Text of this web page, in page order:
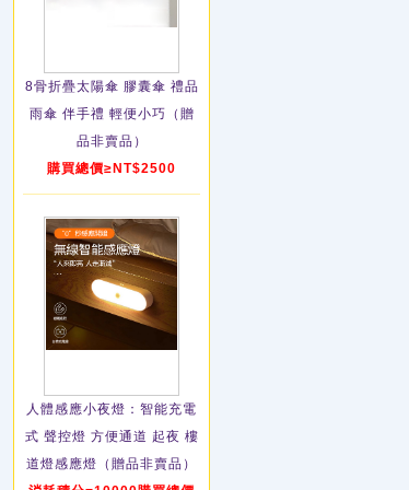
8骨折疊太陽傘 膠囊傘 禮品
雨傘 伴手禮 輕便小巧（贈
品非賣品）
購買總價≥NT$2500
人體感應小夜燈：智能充電
式 聲控燈 方便通道 起夜 樓
道燈感應燈（贈品非賣品）